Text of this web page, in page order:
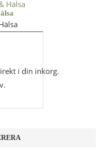
i din inkorg.